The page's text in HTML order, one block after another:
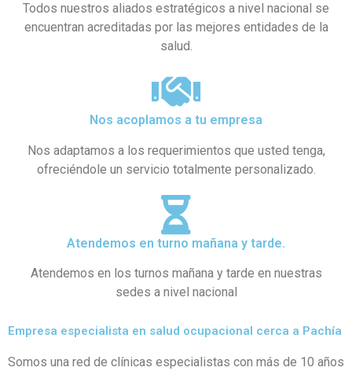
Todos nuestros aliados estratégicos a nivel nacional se
encuentran acreditadas por las mejores entidades de la
salud.
Nos acoplamos a tu empresa
Nos adaptamos a los requerimientos que usted tenga,
ofreciéndole un servicio totalmente personalizado.
Atendemos en turno mañana y tarde.
Atendemos en los turnos mañana y tarde en nuestras
sedes a nivel nacional
Empresa especialista en salud ocupacional cerca a Pachía
Somos una red de clínicas especialistas con más de 10 años